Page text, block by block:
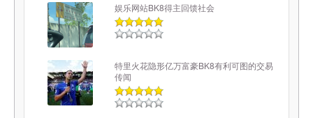
娱乐网站BK8得主回馈社会
特里火花隐形亿万富豪BK8有利可图的交易
传闻